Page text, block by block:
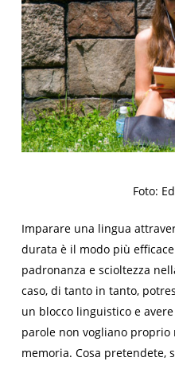
Foto:
Imparare una lingua
durata è il modo più
padronanza e scioltezza
caso, di tanto in tanto,
un blocco linguistico e
parole non vogliano
memoria. Cosa pretendete,